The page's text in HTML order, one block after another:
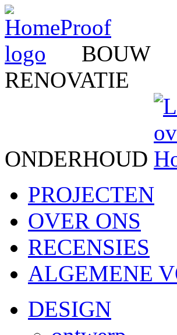
BOUW
RENOVATIE
ONDERHOUD
PROJECTEN
OVER ONS
RECENSIES
ALGEMENE
DESIGN